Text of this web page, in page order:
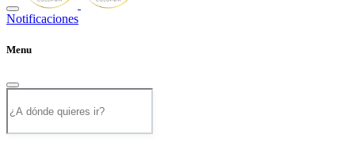
Notificaciones
Menu